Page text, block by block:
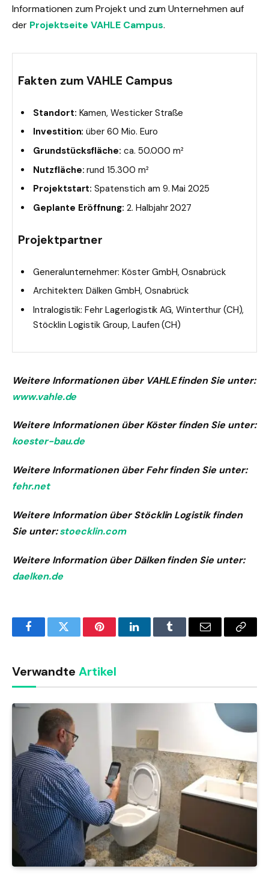
Informationen zum Projekt und zum Unternehmen auf
der Projektseite VAHLE Campus.
Fakten zum VAHLE Campus
Standort: Kamen, Westicker Straße
Investition: über 60 Mio. Euro
Grundstücksfläche: ca. 50.000 m²
Nutzfläche: rund 15.300 m²
Projektstart: Spatenstich am 9. Mai 2025
Geplante Eröffnung: 2. Halbjahr 2027
Projektpartner
Generalunternehmer: Köster GmbH, Osnabrück
Architekten: Dälken GmbH, Osnabrück
Intralogistik: Fehr Lagerlogistik AG, Winterthur (CH),
Stöcklin Logistik Group, Laufen (CH)
Weitere Informationen über VAHLE finden Sie unter:
www.vahle.de
Weitere Informationen über Köster finden Sie unter:
koester-bau.de
Weitere Informationen über Fehr finden Sie unter:
fehr.net
Weitere Information über Stöcklin Logistik finden
Sie unter:stoecklin.com
Weitere Information über Dälken finden Sie unter:
daelken.de
FacebookTwitter PinterestLinkedInTumblr Email
Copy
Verwandte Artikel